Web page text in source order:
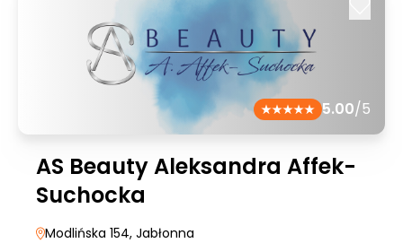
5.00/5
AS Beauty Aleksandra Affek-
Suchocka
Modlińska 154, Jabłonna